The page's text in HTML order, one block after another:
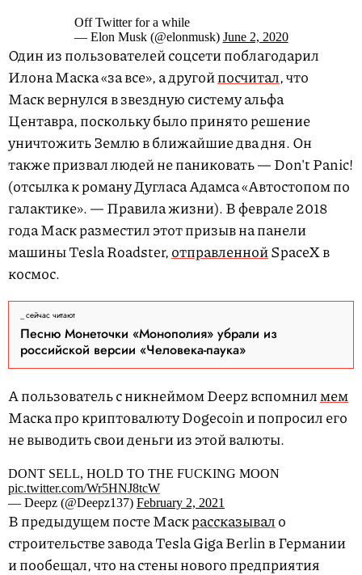
Off Twitter for a while
— Elon Musk (@elonmusk) June 2, 2020
Один из пользователей соцсети поблагодарил
Илона Маска «за все», а другойпосчитал, что
Маск вернулся в звездную систему альфа
Центавра, поскольку было принято решение
уничтожить Землю в ближайшие два дня. Он
также призвал людей не паниковать — Don't Panic!
(отсылка к роману Дугласа Адамса «Автостопом по
галактике». — Правила жизни). В феврале 2018
года Маск разместил этот призыв на панели
машины Tesla Roadster,отправленнойSpaceX в
космос.
сейчас читают
Песню Монеточки «Монополия» убрали из
российской версии «Человека-паука»
А пользователь с никнеймом Deepz вспомнилмем
Маска про криптовалюту Dogecoin и попросил его
не выводить свои деньги из этой валюты.
DONT SELL, HOLD TO THE FUCKING MOON
pic.twitter.com/Wr5HNJ8tcW
— Deepz‍ (@Deepz137) February 2, 2021
В предыдущем посте Маскрассказывало
строительстве завода Tesla Giga Berlin в Германии
и пообещал, что на стены нового предприятия